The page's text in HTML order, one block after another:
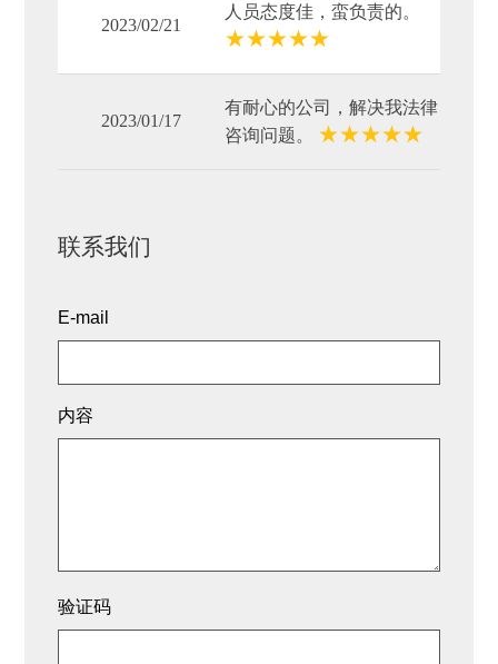
2023/02/21
人员态度佳，蛮负责的。
★★★★★
2023/01/17
有耐心的公司，解决我法律
咨询问题。 ★★★★★
联系我们
E-mail
内容
验证码